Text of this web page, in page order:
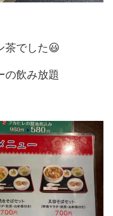
茶でした😃
飲み放題